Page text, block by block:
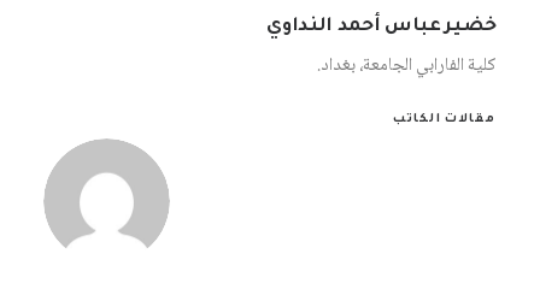
خضير عباس أحمد النداوي
كلية الفارابي الجامعة، بغداد.
مقالات الكاتب